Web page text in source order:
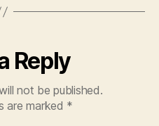
Reply
not be published.
are marked *